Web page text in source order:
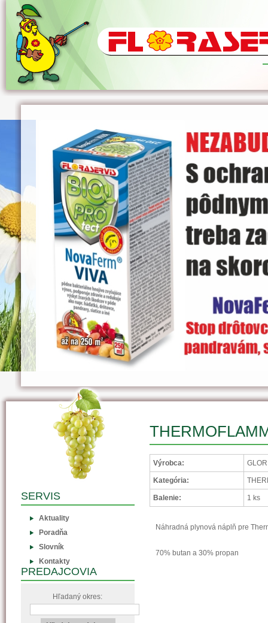
Výrobca:
Kategória:
Balenie: 1 ks
Náhradná plynová náplň pre
70% butan a 30% propan
SERVIS
Aktuality
Poradňa
Slovník
Kontakty
PREDAJCOVIA
Hľadaný okres: